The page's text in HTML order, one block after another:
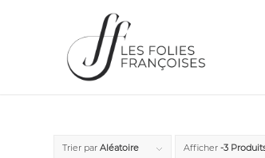
Trier par Aléatoire Afficher -3